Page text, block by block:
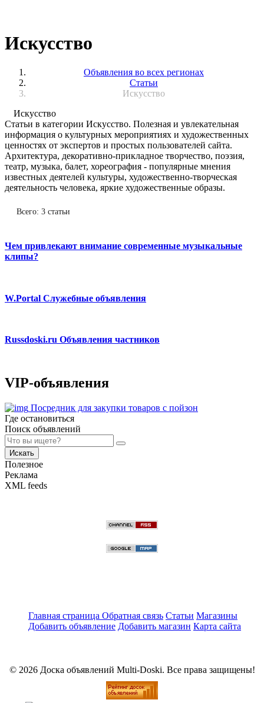
Искусство
Объявления во всех регионах
Статьи
Искусство
Искусство
Статьи в категории Искусство. Полезная и увлекательная
информация о культурных мероприятиях и художественных
ценностях от экспертов и простых пользователей сайта.
Архитектура, декоративно-прикладное творчество, поэзия,
театр, музыка, балет, хореография - популярные мнения
известных деятелей культуры, художественно-творческая
деятельность человека, яркие художественные образы.
Всего: 3 статьи
Чем привлекают внимание современные музыкальные
клипы?
W.Portal Служебные объявления
Russdoski.ru Объявления частников
VIP-объявления
Посредник для закупки товаров с пойзон
Где остановиться
Поиск объявлений
Искать
Полезное
Реклама
XML feeds
Главная страница Обратная связь Статьи Магазины
Добавить объявление Добавить магазин Карта сайта
© 2026 Доска объявлений Multi-Doski. Все права защищены!